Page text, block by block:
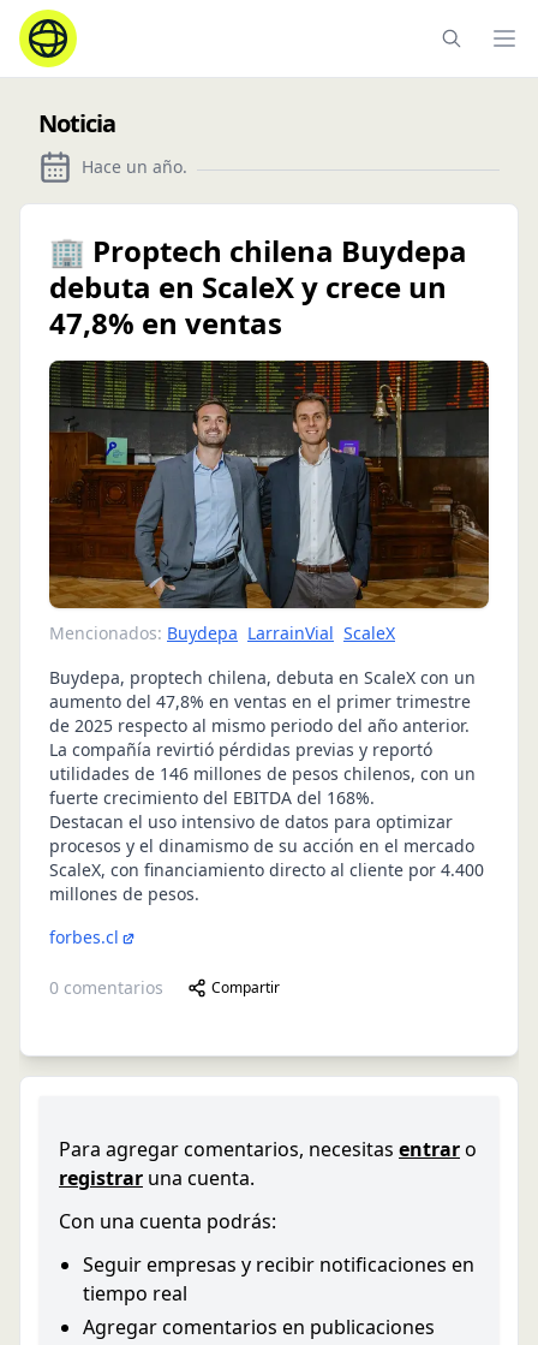
Noticia
Hace un año.
🏢 Proptech chilena Buydepa
debuta en ScaleX y crece un
47,8% en ventas
Mencionados: Buydepa LarrainVial ScaleX
Buydepa, proptech chilena, debuta en ScaleX con un
aumento del 47,8% en ventas en el primer trimestre
de 2025 respecto al mismo periodo del año anterior.
La compañía revirtió pérdidas previas y reportó
utilidades de 146 millones de pesos chilenos, con un
fuerte crecimiento del EBITDA del 168%.
Destacan el uso intensivo de datos para optimizar
procesos y el dinamismo de su acción en el mercado
ScaleX, con financiamiento directo al cliente por 4.400
millones de pesos.
forbes.cl
0 comentarios Compartir
Para agregar comentarios, necesitas entraro
registrar una cuenta.
Con una cuenta podrás:
Seguir empresas y recibir notificaciones en
tiempo real
Agregar comentarios en publicaciones